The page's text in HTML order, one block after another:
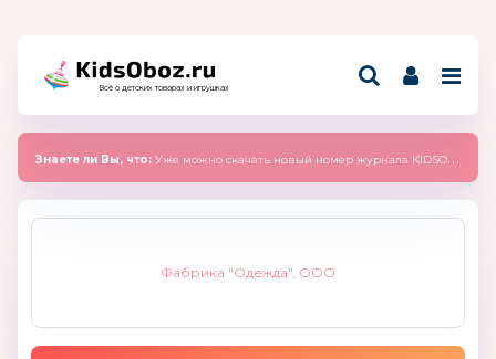
Всё о детских товарах и игрушках
Знаете ли Вы, что: Уже можно скачать новый номер журнала KIDSOBOZ 2025 (сентябрь)
Фабрика "Одежда", ООО